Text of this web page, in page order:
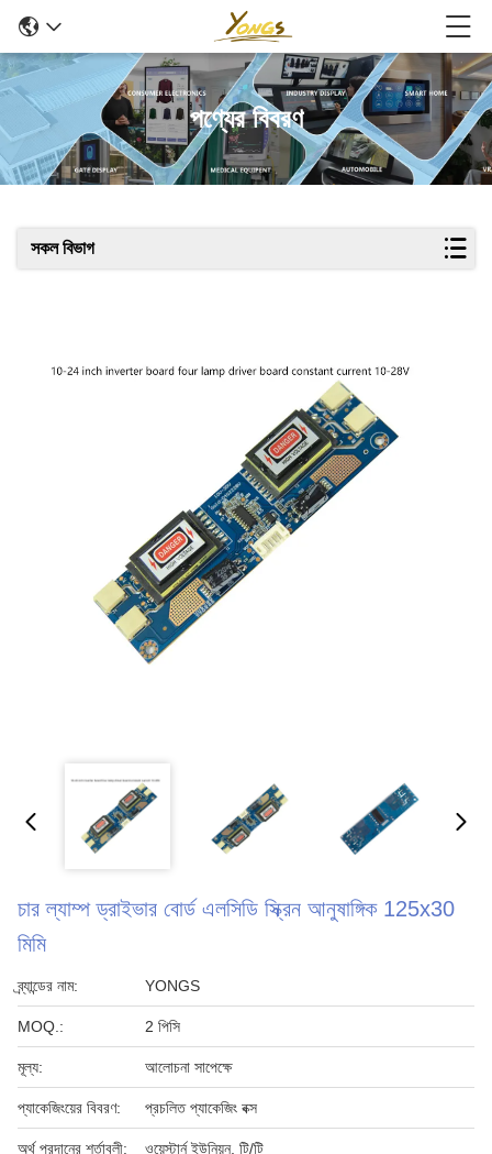
পণ্যের বিবরণ
সকল বিভাগ
চার ল্যাম্প ড্রাইভার বোর্ড এলসিডি স্ক্রিন আনুষাঙ্গিক 125x30
মিমি
ব্র্যান্ডের নাম: YONGS
MOQ.: 2 পিসি
মূল্য: আলোচনা সাপেক্ষে
প্যাকেজিংয়ের বিবরণ: প্রচলিত প্যাকেজিং বক্স
অর্থ প্রদানের শর্তাবলী: ওয়েস্টার্ন ইউনিয়ন, টি/টি